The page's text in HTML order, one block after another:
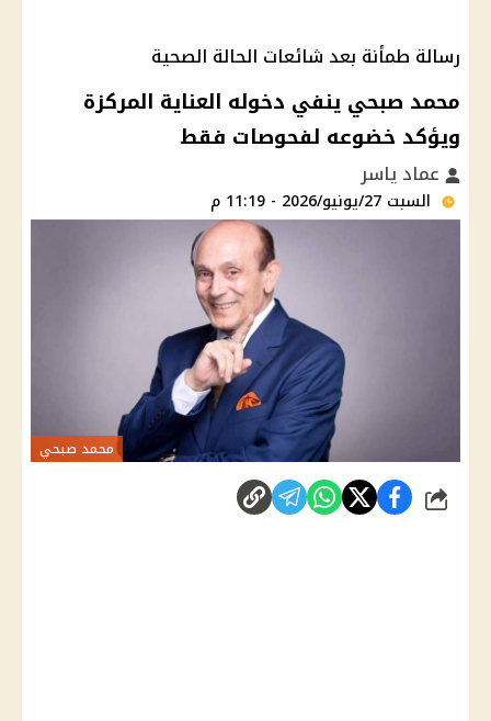
رسالة طمأنة بعد شائعات الحالة الصحية
محمد صبحي ينفي دخوله العناية المركزة
ويؤكد خضوعه لفحوصات فقط
عماد ياسر
السبت 27/يونيو/2026 - 11:19 م
محمد صبحي
شارك